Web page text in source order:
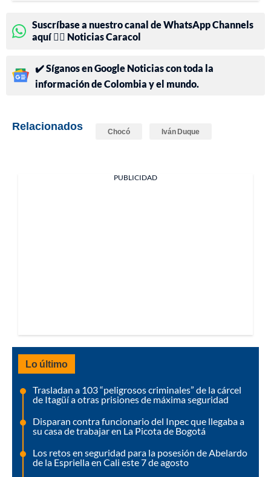
Suscríbase a nuestro canal de WhatsApp Channels
aquí 👉🏻 Noticias Caracol
✔️ Síganos en Google Noticias con toda la
información de Colombia y el mundo.
Relacionados Chocó Iván Duque
PUBLICIDAD
Lo último
Trasladan a 103 “peligrosos criminales” de la cárcel
de Itagüí a otras prisiones de máxima seguridad
Disparan contra funcionario del Inpec que llegaba a
su casa de trabajar en La Picota de Bogotá
Los retos en seguridad para la posesión de Abelardo
de la Espriella en Cali este 7 de agosto